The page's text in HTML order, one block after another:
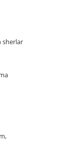
sherlar